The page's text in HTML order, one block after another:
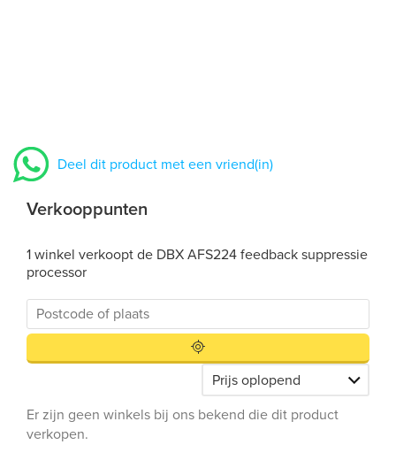
Deel dit product met een vriend(in)
Verkooppunten
1 winkel verkoopt de DBX AFS224 feedback suppressie
processor
Er zijn geen winkels bij ons bekend die dit product
verkopen.